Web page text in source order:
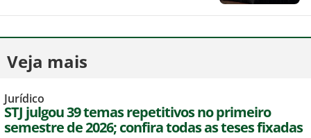
Veja mais
Jurídico
STJ julgou 39 temas repetitivos no primeiro
semestre de 2026; confira todas as teses fixadas